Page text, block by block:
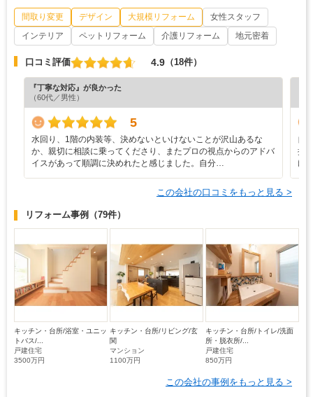
間取り変更 デザイン 大規模リフォーム
女性スタッフ
インテリア
ペットリフォーム 介護リフォーム 地元密着
口コミ評価 4.9 （18件）
『丁寧な対応』が良かった
（60代／男性）
5
水回り、1階の内装等、決めないといけないことが沢山あるな
か、親切に相談に乗ってくださり、またプロの視点からのアドバ
イスがあって順調に決めれたと感じました。自分…
自
提
け
この会社の口コミをもっと見る >
リフォーム事例 （79件）
キッチン・台所/浴室・ユニッ
トバス/...
戸建住宅
3500万円
キッチン・台所/リビング/玄
関
マンション
1100万円
キッチン・台所/トイレ/洗面
所・脱衣所/...
戸建住宅
850万円
この会社の事例をもっと見る >